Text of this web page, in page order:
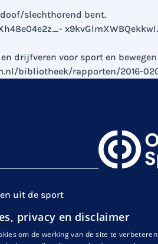
slechthorend bent.
drijfveren voor sport en
bibliotheek/rapporten/2016-
uit de sport
wij de uitdaging
te verhogen en
privacy en disclaimer
om de werking van de site te